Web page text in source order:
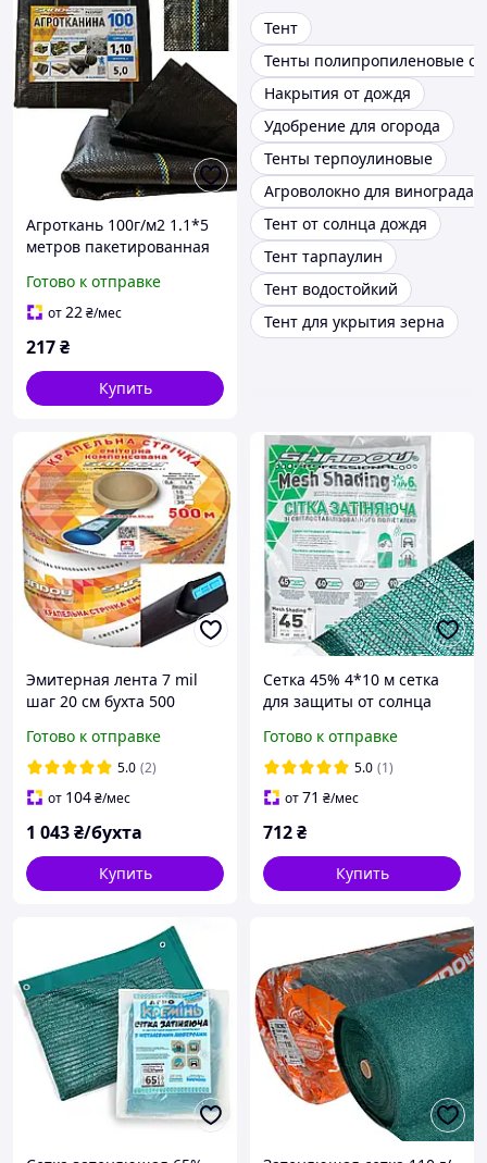
Агроткань 100г/м2 1.1*5
метров пакетированная
Готово к отправке
от22₴/мес
217₴
Купить
Тент
Тенты полипропиленовые с
Накрытия от дождя
Удобрение для огорода
Тенты терпоулиновые
Агроволокно для винограда
Тент от солнца дождя
Тент тарпаулин
Тент водостойкий
Тент для укрытия зерна
Эмитерная лента 7 mil
шаг 20 см бухта 500
Готово к отправке
5.0 (2)
от 104₴/мес
1 043₴/бухта
Купить
Сетка 45% 4*10 м сетка
для защиты от солнца
Готово к отправке
5.0 (1)
от71 ₴/мес
712₴
Купить